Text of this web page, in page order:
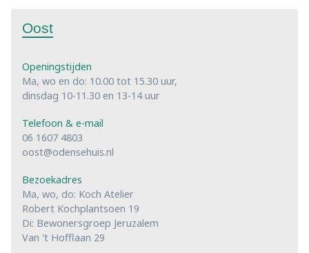
Oost
Openingstijden
Ma, wo en do: 10.00 tot 15.30 uur,
dinsdag 10-11.30 en 13-14 uur
Telefoon & e-mail
06 1607 4803
oost@odensehuis.nl
Bezoekadres
Ma, wo, do: Koch Atelier
Robert Kochplantsoen 19
Di: Bewonersgroep Jeruzalem
Van 't Hofflaan 29